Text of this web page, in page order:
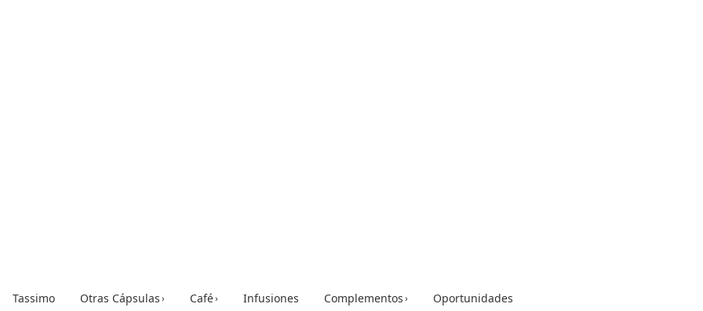
Tassimo Otras Cápsulas› Café› Infusiones Complementos› Oportunidades